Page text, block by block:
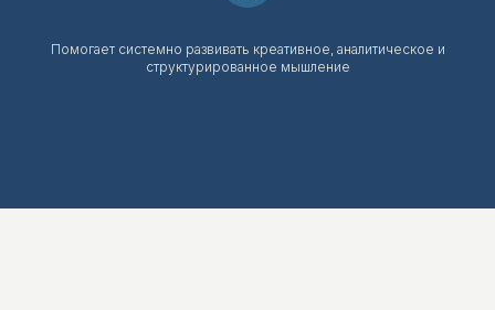
Помогает системно развивать креативное, аналитическое и
структурированное мышление